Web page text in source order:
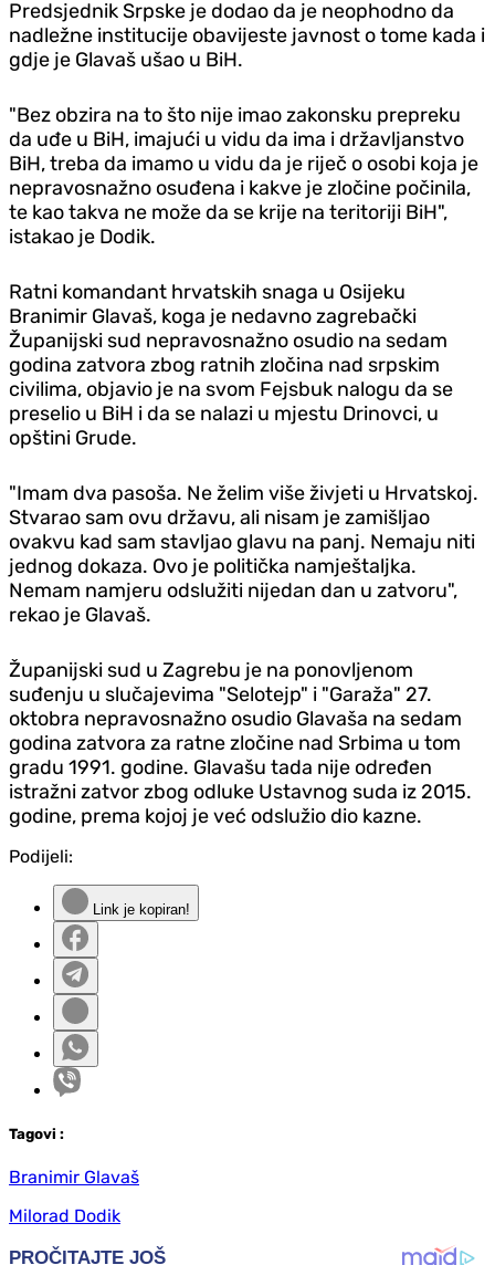
Predsjednik Srpske je dodao da je neophodno da
nadležne institucije obavijeste javnost o tome kada i
gdje je Glavaš ušao u BiH.
"Bez obzira na to što nije imao zakonsku prepreku
da uđe u BiH, imajući u vidu da ima i državljanstvo
BiH, treba da imamo u vidu da je riječ o osobi koja je
nepravosnažno osuđena i kakve je zločine počinila,
te kao takva ne može da se krije na teritoriji BiH",
istakao je Dodik.
Ratni komandant hrvatskih snaga u Osijeku
Branimir Glavaš, koga je nedavno zagrebački
Županijski sud nepravosnažno osudio na sedam
godina zatvora zbog ratnih zločina nad srpskim
civilima, objavio je na svom Fejsbuk nalogu da se
preselio u BiH i da se nalazi u mjestu Drinovci, u
opštini Grude.
"Imam dva pasoša. Ne želim više živjeti u Hrvatskoj.
Stvarao sam ovu državu, ali nisam je zamišljao
ovakvu kad sam stavljao glavu na panj. Nemaju niti
jednog dokaza. Ovo je politička namještaljka.
Nemam namjeru odslužiti nijedan dan u zatvoru",
rekao je Glavaš.
Županijski sud u Zagrebu je na ponovljenom
suđenju u slučajevima "Selotejp" i "Garaža" 27.
oktobra nepravosnažno osudio Glavaša na sedam
godina zatvora za ratne zločine nad Srbima u tom
gradu 1991. godine. Glavašu tada nije određen
istražni zatvor zbog odluke Ustavnog suda iz 2015.
godine, prema kojoj je već odslužio dio kazne.
Podijeli:
Link je kopiran!
Tagovi :
Branimir Glavaš
Milorad Dodik